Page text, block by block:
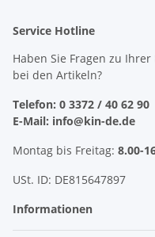
Service Hotline
Haben Sie Fragen zu
bei den Artikeln?
Telefon: 0 3372 / 40 62 90
E-Mail: info@kin-de.de
Montag bis Freitag: 8.00-
USt. ID: DE815647897
Informationen